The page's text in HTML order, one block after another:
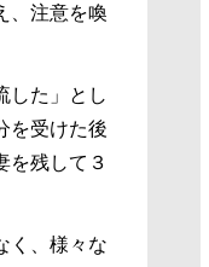
、注意を喚
した」とし
を受けた後
を残して３
く、様々な